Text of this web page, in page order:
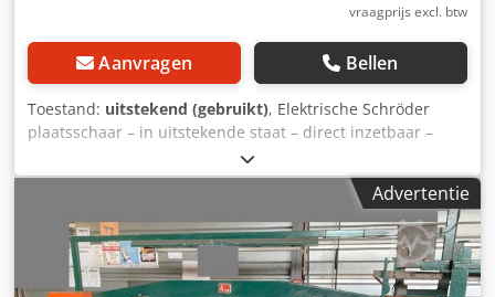
vraagprijs excl. btw
Aanvragen Bellen
Toestand: uitstekend (gebruikt), Elektrische Schröder
plaatsschaar – in uitstekende staat – direct inzetbaar –
waardevast Te koop aangeboden: een Schröder
plaatsschaar met handmatige dieptestop, in goede
technische en optische staat. 2x4 mm. Dodpfxozq Rwlj
Aixjkr Inclusief belading. Verkoop: • Machineprijs, exclusief
btw • U ontvangt een correcte factuur met vermelding van
de btw. • Verzending of transport via een transportbedrijf
Advertentie